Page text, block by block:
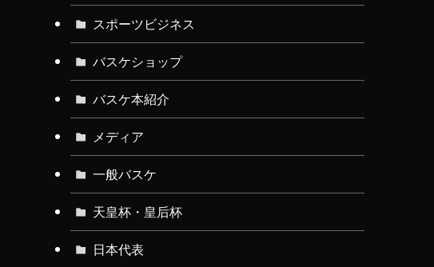
スポーツビジネス
バスケショップ
バスケ本紹介
メディア
一般バスケ
天皇杯・皇后杯
日本代表